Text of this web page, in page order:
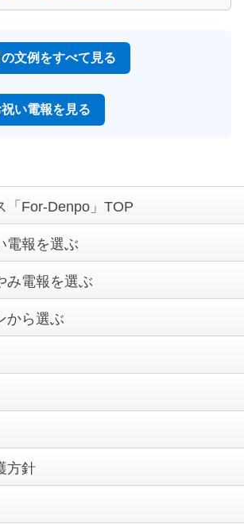
島県）：昔の写真と一緒に電報を
城県）：施設宛てに送りました。
からも「心のこもった電報です
れました。
文例をすべて見る
い電報を見る
「For-Denpo」TOP
電報を選ぶ
み電報を選ぶ
から選ぶ
方針